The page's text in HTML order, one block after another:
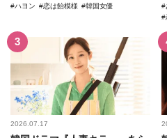
ハヨン 恋は飴模様 韓国女優
2026.07.17